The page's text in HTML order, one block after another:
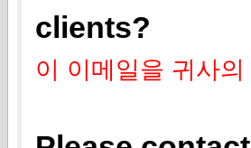
clients?
이 이메일을 귀사